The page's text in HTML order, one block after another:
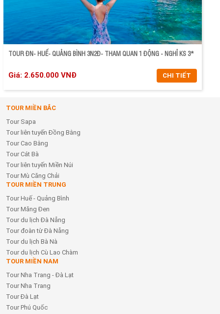
TOUR ĐN- HUẾ- QUẢNG BÌNH 3N2Đ- THAM QUAN 1 ĐỘNG - NGHỈ KS 3*
Giá: 2.650.000 VNĐ CHI TIẾT
TOUR MIỀN BẮC
Tour Sapa
Tour liên tuyến Đồng Bằng
Tour Cao Bằng
Tour Cát Bà
Tour liên tuyến Miền Núi
Tour Mù Căng Chải
TOUR MIỀN TRUNG
Tour Huế - Quảng Bình
Tour Măng Đen
Tour du lịch Đà Nẵng
Tour đoàn từ Đà Nẵng
Tour du lịch Bà Nà
Tour du lịch Cù Lao Chàm
TOUR MIỀN NAM
Tour Nha Trang - Đà Lạt
Tour Nha Trang
Tour Đà Lạt
Tour Phú Quốc